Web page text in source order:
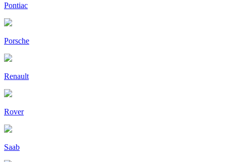
Pontiac
Porsche
Renault
Rover
Saab